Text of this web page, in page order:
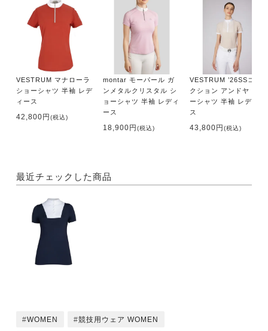
VESTRUM マナローラ
ショーシャツ 半袖 レデ
ィース
42,800円 (税込)
montar モーパール ガ
ンメタルクリスタル シ
ョーシャツ 半袖 レディ
ース
18,900円 (税込)
VESTRUM ’26SSコレ
クション アンドヤ ショ
ーシャツ 半袖 レディー
ス
43,800円 (税込)
最近チェックした商品
WOMEN 競技用ウェア WOMEN